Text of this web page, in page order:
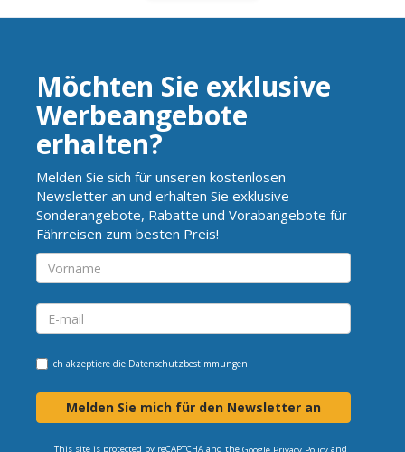
Möchten Sie exklusive
Werbeangebote
erhalten?
Melden Sie sich für unseren kostenlosen
Newsletter an und erhalten Sie exklusive
Sonderangebote, Rabatte und Vorabangebote für
Fährreisen zum besten Preis!
Ich akzeptiere die Datenschutzbestimmungen
Melden Sie mich für den Newsletter an
This site is protected by reCAPTCHA and the
and